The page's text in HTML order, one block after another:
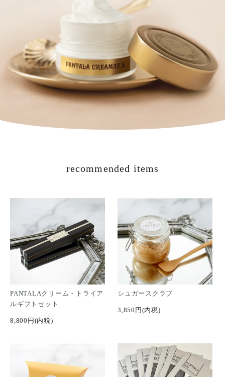
recommended items
PANTALAクリーム・トライア
ルギフトセット
8,800円(内税)
シュガースクラブ
3,850円(内税)